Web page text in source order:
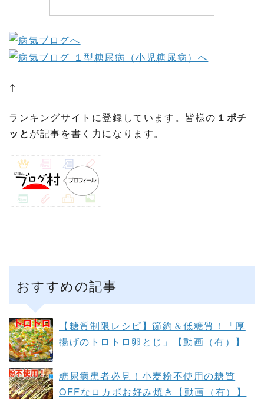
↑
ランキングサイトに登録しています。皆様の １ポチ
ッとが記事を書く力になります。
おすすめの記事
【糖質制限レシピ】節約＆低糖質！「厚
揚げのトロトロ卵とじ」【動画（有）】
糖尿病患者必見！小麦粉不使用の糖質
OFFなロカボお好み焼き【動画（有）】